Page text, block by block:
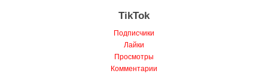
Лайки
Просмотры
Комментарии
Репост